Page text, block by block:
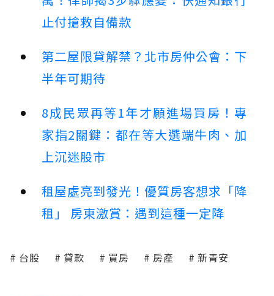
止付搶救自備款
第二屋限貸解禁？北市房仲公會：下
半年可期待
8成民眾再等1年才願進場買房！專
家指2關鍵：都在等大選端牛肉、加
上沉迷股市
租屋處亮到發光！優質房客想求「降
租」 房東激賞：遇到這種一定降
台股 貸款 買房 房產 新青安